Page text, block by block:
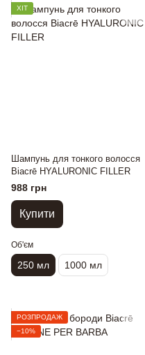
ХІТ
Шампунь для тонкого волосся
Biacrē HYALURONIC FILLER
988 грн
Купити
Об'єм
250 мл 1000 мл
РОЗПРОДАЖ
−10%